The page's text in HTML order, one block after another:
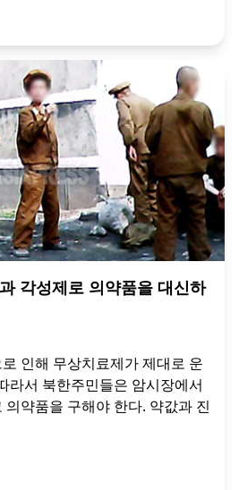
각성제로 의약품을 대신하
인해 무상치료제가 제대로 운
라서 북한주민들은 암시장에서
약품을 구해야 한다. 약값과 진